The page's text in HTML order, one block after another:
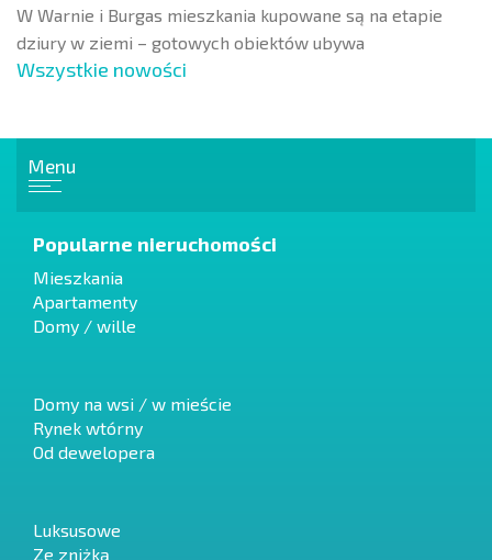
W Warnie i Burgas mieszkania kupowane są na etapie
dziury w ziemi – gotowych obiektów ubywa
Wszystkie nowości
Menu
Popularne nieruchomości
Mieszkania
Apartamenty
Domy / wille
Domy na wsi / w mieście
Rynek wtórny
Od dewelopera
Luksusowe
Ze zniżką